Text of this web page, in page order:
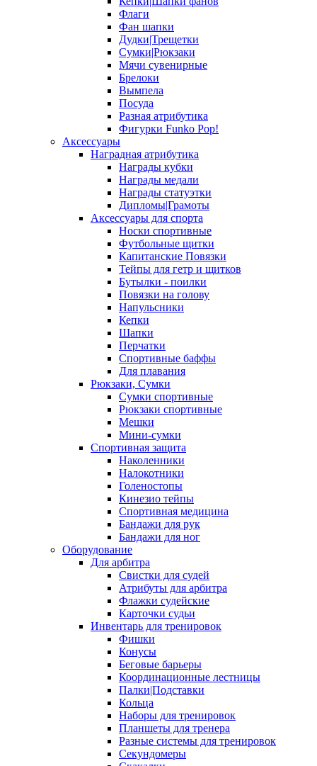
Флаги
Фан шапки
Дудки|Трещетки
Сумки|Рюкзаки
Мячи сувенирные
Брелоки
Вымпела
Посуда
Разная атрибутика
Фигурки Funko Pop!
Аксессуары
Наградная атрибутика
Награды кубки
Награды медали
Награды статуэтки
Дипломы|Грамоты
Аксессуары для спорта
Носки спортивные
Футбольные щитки
Капитанские Повязки
Тейпы для гетр и щитков
Бутылки - поилки
Повязки на голову
Напульсники
Кепки
Шапки
Перчатки
Спортивные баффы
Для плавания
Рюкзаки, Сумки
Сумки спортивные
Рюкзаки спортивные
Мешки
Мини-сумки
Спортивная защита
Наколенники
Налокотники
Голеностопы
Кинезио тейпы
Спортивная медицина
Бандажи для рук
Бандажи для ног
Оборудование
Для арбитра
Свистки для судей
Атрибуты для арбитра
Флажки судейские
Карточки судьи
Инвентарь для тренировок
Фишки
Конусы
Беговые барьеры
Координационные лестницы
Палки|Подставки
Кольца
Наборы для тренировок
Планшеты для тренера
Разные системы для тренировок
Секундомеры